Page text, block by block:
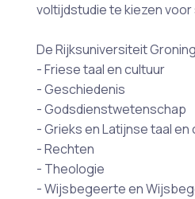
voltijdstudie te kiezen
De Rijksuniversiteit
- Friese taal en cultuur
- Geschiedenis
- Godsdienstwetenschap
- Grieks en Latijnse taal en
- Rechten
- Theologie
- Wijsbegeerte en